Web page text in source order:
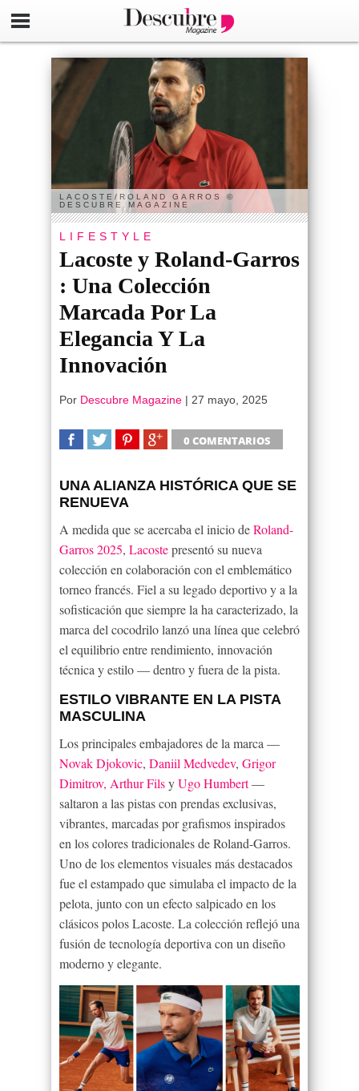
LACOSTE/ROLAND GARROS ©
DESCUBRE MAGAZINE
LIFESTYLE
Lacoste y Roland-Garros
: Una Colección
Marcada Por La
Elegancia Y La
Innovación
Por Descubre Magazine | 27 mayo, 2025
0 COMENTARIOS
UNA ALIANZA HISTÓRICA QUE SE
RENUEVA
A medida que se acercaba el inicio deRoland-
Garros 2025, Lacostepresentó su nueva
colección en colaboración con el emblemático
torneo francés. Fiel a su legado deportivo y a la
sofisticación que siempre la ha caracterizado, la
marca del cocodrilo lanzó una línea que celebró
el equilibrio entre rendimiento, innovación
técnica y estilo — dentro y fuera de la pista.
ESTILO VIBRANTE EN LA PISTA
MASCULINA
Los principales embajadores de la marca —
Novak Djokovic, Daniil Medvedev, Grigor
Dimitrov, Arthur FilsyUgo Humbert—
saltaron a las pistas con prendas exclusivas,
vibrantes, marcadas por grafismos inspirados
en los colores tradicionales de Roland-Garros.
Uno de los elementos visuales más destacados
fue el estampado que simulaba el impacto de la
pelota, junto con un efecto salpicado en los
clásicos polos Lacoste. La colección reflejó una
fusión de tecnología deportiva con un diseño
moderno y elegante.